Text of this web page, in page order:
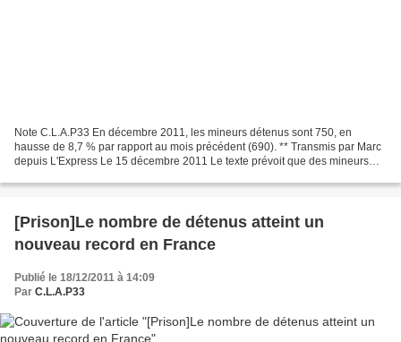
Note C.L.A.P33 En décembre 2011, les mineurs détenus sont 750, en
hausse de 8,7 % par rapport au mois précédent (690). ** Transmis par Marc
depuis L'Express Le 15 décembre 2011 Le texte prévoit que des mineurs
[Prison]Le nombre de détenus atteint un
nouveau record en France
Publié le 18/12/2011 à 14:09
Par C.L.A.P33